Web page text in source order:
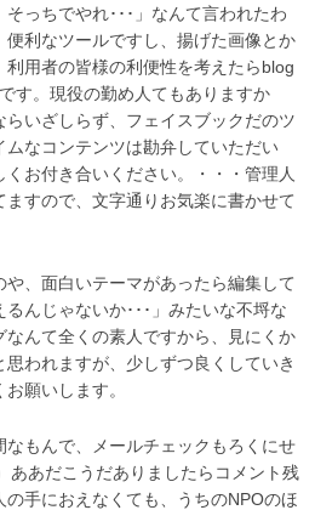
っちでやれ･･･」なんて言われたわ
利なツールですし、揚げた画像とか
用者の皆様の利便性を考えたらblog
す。現役の勤め人てもありますか
いざしらず、フェイスブックだのツ
ムなコンテンツは勘弁していただい
お付き合いください。・・・管理人
すので、文字通りお気楽に書かせて
や、面白いテーマがあったら編集して
んじゃないか･･･」みたいな不埒な
なんて全くの素人ですから、見にくか
われますが、少しずつ良くしていき
願いします。
もんで、メールチェックもろくにせ
あだこうだありましたらコメント残
の手におえなくても、うちのNPOのほ